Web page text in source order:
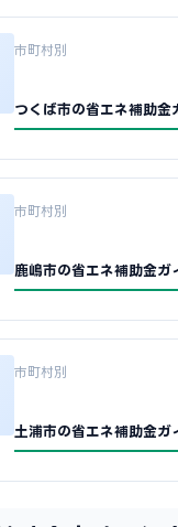
市町村別
つくば市の省エネ補助金
市町村別
鹿嶋市の省エネ補助金ガ
市町村別
土浦市の省エネ補助金ガ